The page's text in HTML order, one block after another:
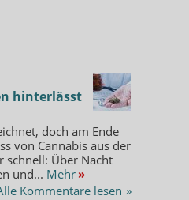
hinterlässt
doch am Ende
von Cannabis aus der
schnell: Über Nacht
und... Mehr »
Kommentare lesen »